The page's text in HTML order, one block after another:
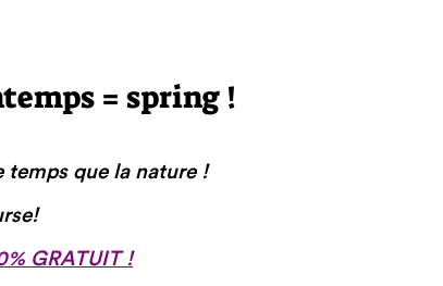
= spring !
temps que la nature !
GRATUIT !